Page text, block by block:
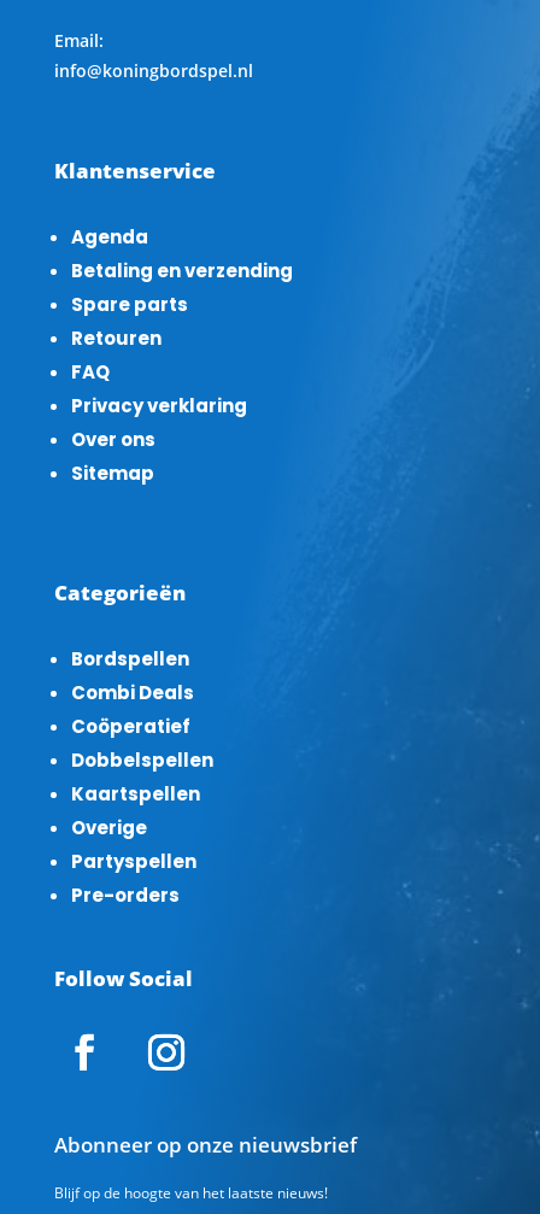
Email:
info@koningbordspel.nl
Klantenservice
Agenda
Betaling en verzending
Spare parts
Retouren
FAQ
Privacy verklaring
Over ons
Sitemap
Categorieën
Bordspellen
Combi Deals
Coöperatief
Dobbelspellen
Kaartspellen
Overige
Partyspellen
Pre-orders
Follow Social
Abonneer op onze nieuwsbrief
Blijf op de hoogte van het laatste nieuws!